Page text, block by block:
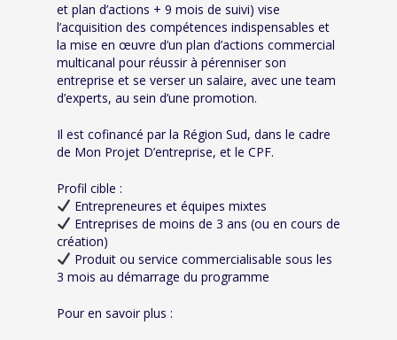
et plan d’actions + 9 mois de suivi) vise
l’acquisition des compétences indispensables et
la mise en œuvre d’un plan d’actions commercial
multicanal pour réussir à pérenniser son
entreprise et se verser un salaire, avec une team
d’experts, au sein d’une promotion.
Il est cofinancé par la Région Sud, dans le cadre
de Mon Projet D’entreprise, et le CPF.
Profil cible :
Entrepreneures et équipes mixtes
Entreprises de moins de 3 ans (ou en cours de
création)
Produit ou service commercialisable sous les
3 mois au démarrage du programme
Pour en savoir plus :